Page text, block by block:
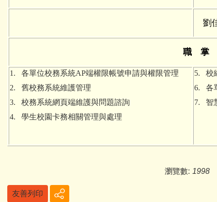
劉
職 掌
1. 各單位校務系統AP端權限帳號申請與權限管理
2. 舊校務系統維護管理
3. 校務系統網頁端維護與問題諮詢
4. 學生校園卡務相關管理與處理
5. 校
6. 各
7. 智
瀏覽數: 1998
友善列印